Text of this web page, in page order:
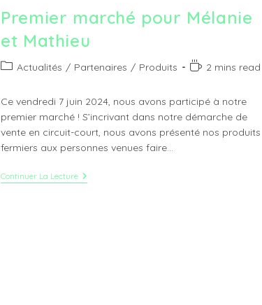
Premier marché pour Mélanie
et Mathieu
PostActualités / Partenaires / Produits
Temps2 mins read
Ce vendredi 7 juin 2024, nous avons participé à notre
premier marché ! S’incrivant dans notre démarche de
vente en circuit-court, nous avons présenté nos produits
fermiers aux personnes venues faire…
Continuer La LecturePremier